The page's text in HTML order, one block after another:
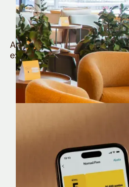
Quem é
muito
Aproveite todos os
exclusivas da sua Conta
Nomad Lounge